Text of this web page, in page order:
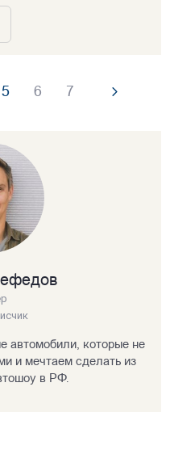
5 6 7
автомобили, которые не
и мечтаем сделать из
в РФ.